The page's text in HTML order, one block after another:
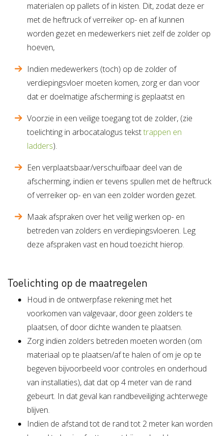
materialen op pallets of in kisten. Dit, zodat deze er
met de heftruck of verreiker op- en af kunnen
worden gezet en medewerkers niet zelf de zolder op
hoeven,
Indien medewerkers (toch) op de zolder of
verdiepingsvloer moeten komen, zorg er dan voor
dat er doelmatige afscherming is geplaatst en
Voorzie in een veilige toegang tot de zolder, (zie
toelichting in arbocatalogus teksttrappen en
ladders).
Een verplaatsbaar/verschuifbaar deel van de
afscherming, indien er tevens spullen met de heftruck
of verreiker op- en van een zolder worden gezet.
Maak afspraken over het veilig werken op- en
betreden van zolders en verdiepingsvloeren. Leg
deze afspraken vast en houd toezicht hierop.
Toelichting op de maatregelen
Houd in de ontwerpfase rekening met het
voorkomen van valgevaar, door geen zolders te
plaatsen, of door dichte wanden te plaatsen.
Zorg indien zolders betreden moeten worden (om
materiaal op te plaatsen/af te halen of om je op te
begeven bijvoorbeeld voor controles en onderhoud
van installaties), dat dat op 4 meter van de rand
gebeurt. In dat geval kan randbeveiliging achterwege
blijven.
Indien de afstand tot de rand tot 2 meter kan worden